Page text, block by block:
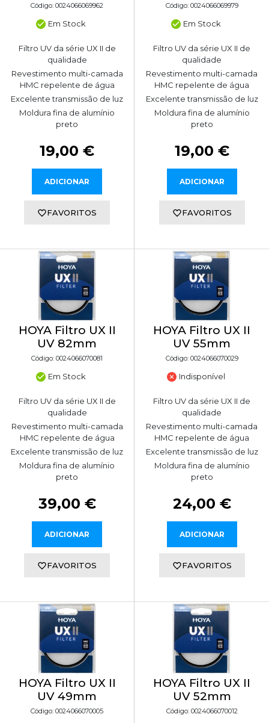
Código: 0024066069962
Em Stock
Filtro UV da série UX II de
qualidade
Revestimento multi-camada
HMC repelente de água
Excelente transmissão de luz
Moldura fina de alumínio
preto
19,00 €
ADICIONAR
FAVORITOS
Código: 0024066069979
Em Stock
Filtro UV da série UX II de
qualidade
Revestimento multi-camada
HMC repelente de água
Excelente transmissão de luz
Moldura fina de alumínio
preto
19,00 €
ADICIONAR
FAVORITOS
HOYA Filtro UX II
UV 82mm
Código: 0024066070081
Em Stock
Filtro UV da série UX II de
qualidade
Revestimento multi-camada
HMC repelente de água
Excelente transmissão de luz
Moldura fina de alumínio
preto
39,00 €
ADICIONAR
FAVORITOS
HOYA Filtro UX II
UV 55mm
Código: 0024066070029
Indisponível
Filtro UV da série UX II de
qualidade
Revestimento multi-camada
HMC repelente de água
Excelente transmissão de luz
Moldura fina de alumínio
preto
24,00 €
ADICIONAR
FAVORITOS
HOYA Filtro UX II
UV 49mm
Código: 0024066070005
HOYA Filtro UX II
UV 52mm
Código: 0024066070012